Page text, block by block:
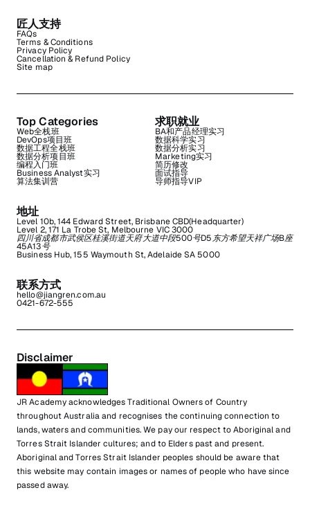
匠人支持
FAQs
Terms & Conditions
Privacy Policy
Cancellation & Refund Policy
Site map
Top Categories
Web全栈班
DevOps项目班
数据工程全栈班
数据分析项目班
编程入门班
Business Analyst实习
算法集训营
求职就业
BA和产品经理实习
数据科学实习
数据分析实习
Marketing实习
简历修改
面试指导
导师指导VIP
地址
Level 10b, 144 Edward Street, Brisbane CBD(Headquarter)
Level 2, 171 La Trobe St, Melbourne VIC 3000
四川省成都市武侯区桂溪街道天府大道中段500号D5东方希望天祥广场B座
45A13号
Business Hub, 155 Waymouth St, Adelaide SA 5000
联系方式
hello@jiangren.com.au
0421-672-555
Disclaimer
JR Academy acknowledges Traditional Owners of Country
throughout Australia and recognises the continuing connection to
lands, waters and communities. We pay our respect to Aboriginal and
Torres Strait Islander cultures; and to Elders past and present.
Aboriginal and Torres Strait Islander peoples should be aware that
this website may contain images or names of people who have since
passed away.